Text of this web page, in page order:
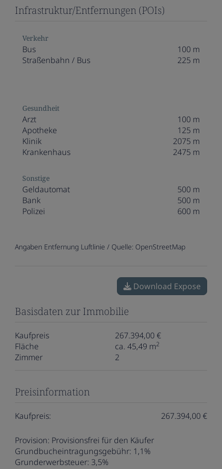
Infrastruktur/Entfernungen (POIs)
Verkehr
Bus
100 m
Straßenbahn / Bus
225 m
Gesundheit
Arzt
100 m
Apotheke
125 m
Klinik
2075 m
Krankenhaus
2475 m
Sonstige
Geldautomat
500 m
Bank
500 m
Polizei
600 m
Angaben Entfernung Luftlinie / Quelle: OpenStreetMap
Download Expose
Basisdaten zur Immobilie
Kaufpreis
267.394,00 €
Fläche
ca. 45,49 m2
Zimmer 2
Preisinformation
Kaufpreis: 267.394,00 €
Provision: Provisionsfrei für den Käufer
Grundbucheintragungsgebühr: 1,1%
Grunderwerbsteuer: 3,5%